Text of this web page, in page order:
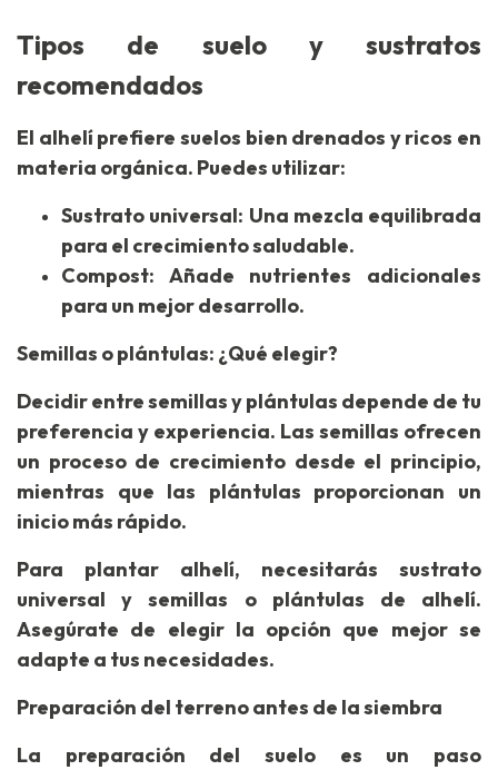
Tipos de suelo y sustratos
recomendados
El alhelí prefiere suelos bien drenados y ricos en
materia orgánica. Puedes utilizar:
Sustrato universal: Una mezcla equilibrada
para el crecimiento saludable.
Compost: Añade nutrientes adicionales
para un mejor desarrollo.
Semillas o plántulas: ¿Qué elegir?
Decidir entre semillas y plántulas depende de tu
preferencia y experiencia. Las semillas ofrecen
un proceso de crecimiento desde el principio,
mientras que las plántulas proporcionan un
inicio más rápido.
Para plantar alhelí, necesitarás sustrato
universal y semillas o plántulas de alhelí.
Asegúrate de elegir la opción que mejor se
adapte a tus necesidades.
Preparación del terreno antes de la siembra
La preparación del suelo es un paso